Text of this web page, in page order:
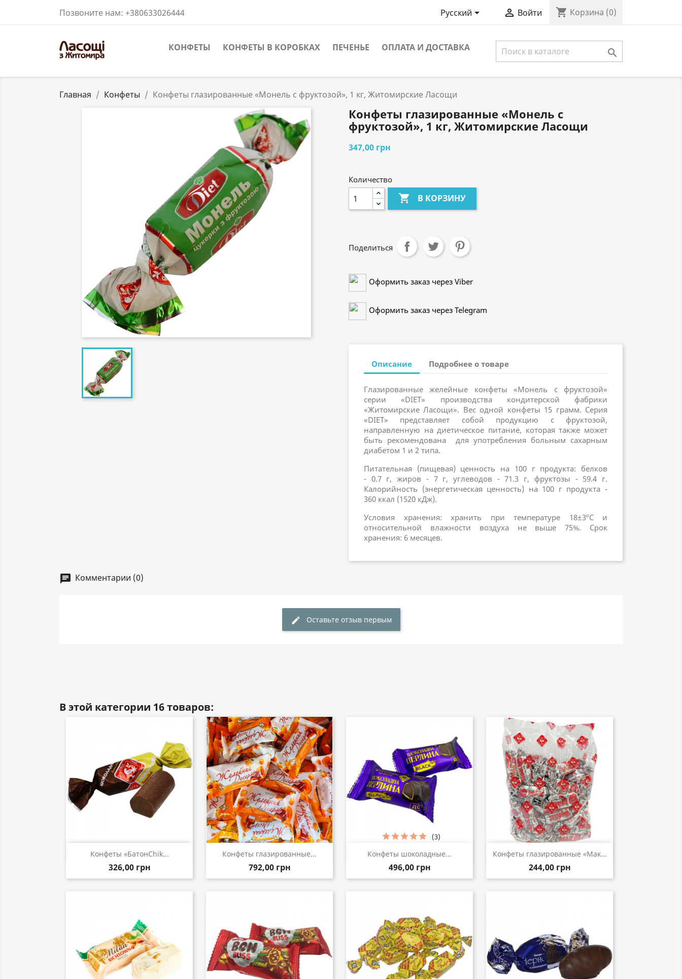
Позвоните нам: +380633026444 Русский  Войти shopping_cart Корзина (0)
КОНФЕТЫ КОНФЕТЫ В КОРОБКАХ ПЕЧЕНЬЕ ОПЛАТА И ДОСТАВКА 
Главная Конфеты Конфеты глазированные «Монель с фруктозой», 1 кг, Житомирские Ласощи
Конфеты глазированные «Монель с
фруктозой», 1 кг, Житомирские Ласощи
347,00 грн
Количество
 В КОРЗИНУ
Поделиться
Оформить заказ через Viber
Оформить заказ через Telegram
Описание Подробнее о товаре
Глазированные желейные конфеты «Монель с фруктозой»
серии «DIET» производства кондитерской фабрики
«Житомирские Ласощи». Вес одной конфеты 15 грамм. Серия
«DIET» представляет собой продукцию с фруктозой,
направленную на диетическое питание, которая также может
быть рекомендована для употребления больным сахарным
диабетом 1 и 2 типа.
Питательная (пищевая) ценность на 100 г продукта: белков
- 0.7 г, жиров - 7 г, углеводов - 71.3 г, фруктозы - 59.4 г.
Калорийность (энергетическая ценность) на 100 г продукта -
360 ккал (1520 кДж).
Условия хранения: хранить при температуре 18±3ºC и
относительной влажности воздуха не выше 75%. Срок
хранения: 6 месяцев.
chat Комментарии (0)
edit Оставьте отзыв первым
В этой категории 16 товаров:
Конфеты «БатонChik...
326,00 грн
Быстрый просмотр Конфеты глазированные...
792,00 грн
Быстрый просмотр Конфеты шоколадные...
496,00 грн
(3)
Быстрый просмотр Конфеты глазированные «Мак...
244,00 грн
Быстрый просмотр